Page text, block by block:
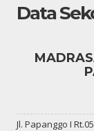
Data
Jl. Papanggo I